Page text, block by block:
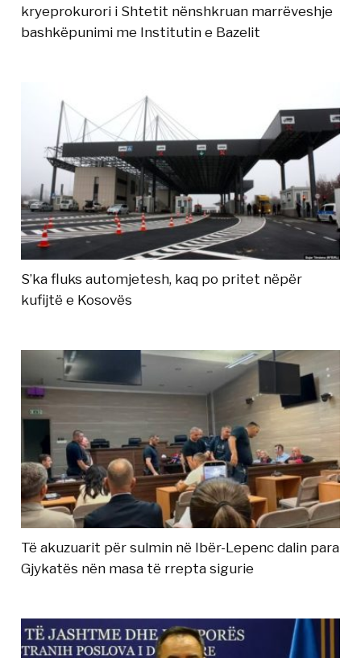
kryeprokurori i Shtetit nënshkruan marrëveshje
bashkëpunimi me Institutin e Bazelit
S’ka fluks automjetesh, kaq po pritet nëpër
kufijtë e Kosovës
Të akuzuarit për sulmin në Ibër-Lepenc dalin para
Gjykatës nën masa të rrepta sigurie